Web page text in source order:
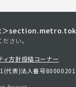
＞
さい。
ィ方針投稿コーナー
代表)法人番号